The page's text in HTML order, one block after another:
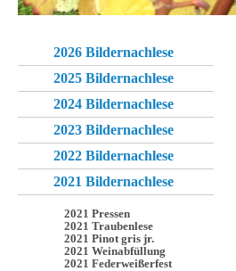
2026 Bildernachlese
2025 Bildernachlese
2024 Bildernachlese
2023 Bildernachlese
2022 Bildernachlese
2021 Bildernachlese
2021 Pressen
2021 Traubenlese
2021 Pinot gris jr.
2021 Weinabfüllung
2021 Federweißerfest